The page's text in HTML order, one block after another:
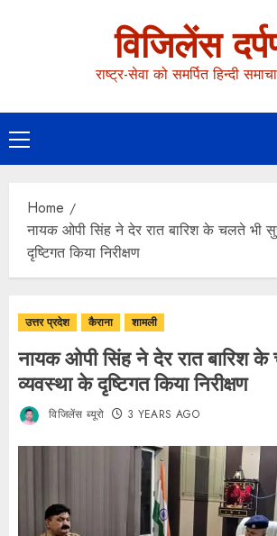
विजिलेंस
राष्ट्र-सेवा को समर्पित हिन्दी
Home
नायक ओपी सिंह ने देर रात बारिश के चलते भी
दृष्टिगत किया निरीक्षण
उत्तर प्रदेश कैराना शामली
नायक ओपी सिंह ने देर रात बारिश के
व्यवस्था के दृष्टिगत किया निरीक्षण
विजिलेंस ब्यूरो 3 YEARS AGO